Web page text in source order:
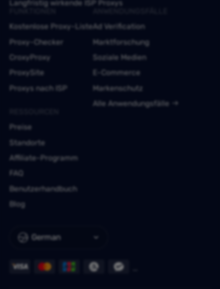
German
Langfristig wirkende ISP Proxys
Kostenlose Proxy-Liste
Proxy-Checker
CroxyProxy
ProxySite
Proxys nach ISP
Ad Verification
Marktforschung
Soziale Medien
E-Commerce
Markenschutz
Alle Anwendungsfälle
Preise
Standorte
Affiliate-Programm
FAQ
Benutzerhandbuch
Blog